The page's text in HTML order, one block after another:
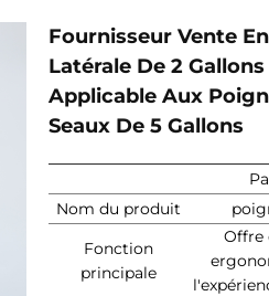
Fournisseur Vente
Latérale De 2
Applicable Aux
Seaux De 5 Gallons
Nom du produit
Fonction
principale
Offre